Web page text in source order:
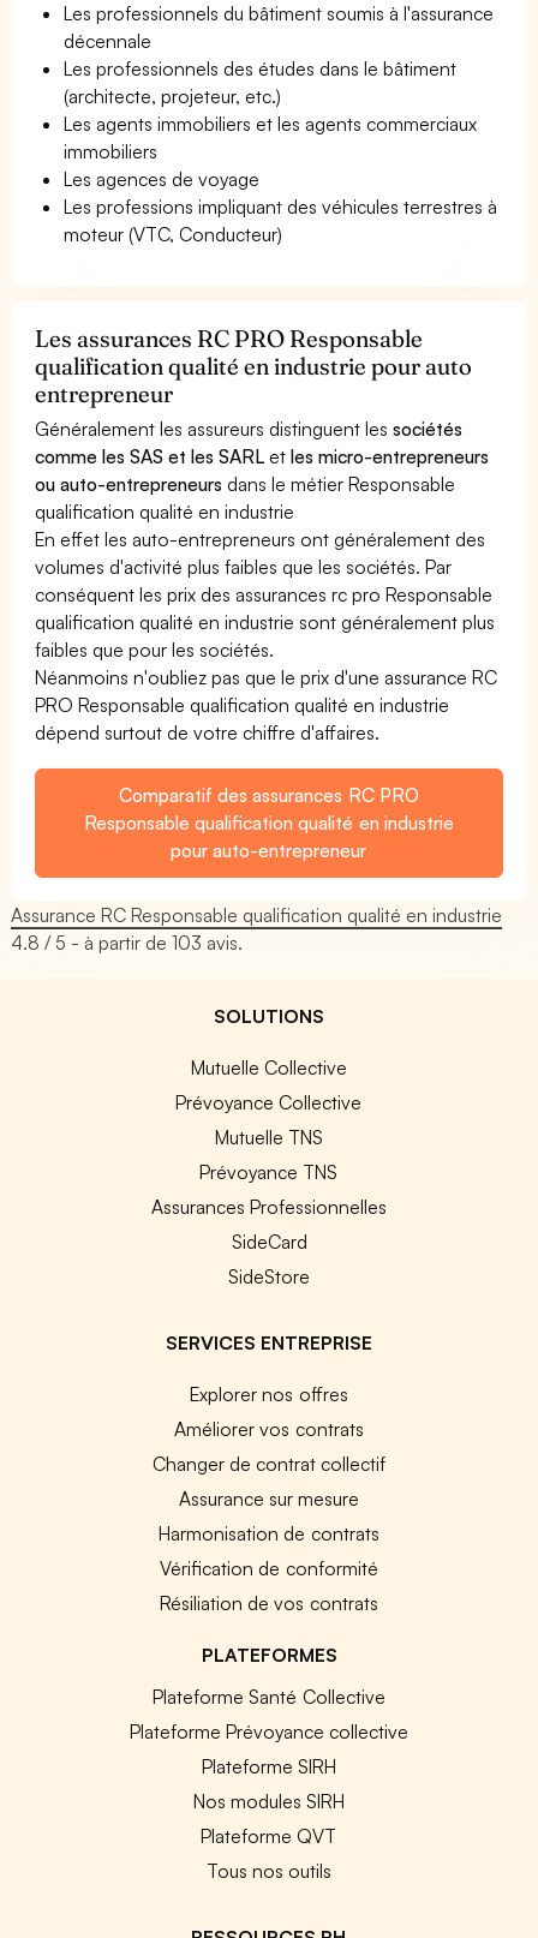
Les professionnels du bâtiment soumis à l'assurance
décennale
Les professionnels des études dans le bâtiment
(architecte, projeteur, etc.)
Les agents immobiliers et les agents commerciaux
immobiliers
Les agences de voyage
Les professions impliquant des véhicules terrestres à
moteur (VTC, Conducteur)
Les assurances RC PRO Responsable
qualification qualité en industrie pour auto
entrepreneur
Généralement les assureurs distinguent lessociétés
comme les SAS et les SARL etles micro-entrepreneurs
ou auto-entrepreneurs dans le métier Responsable
qualification qualité en industrie
En effet les auto-entrepreneurs ont généralement des
volumes d'activité plus faibles que les sociétés. Par
conséquent les prix des assurances rc pro Responsable
qualification qualité en industrie sont généralement plus
faibles que pour les sociétés.
Néanmoins n'oubliez pas que le prix d'une assurance RC
PRO Responsable qualification qualité en industrie
dépend surtout de votre chiffre d'affaires.
Comparatif des assurances RC PRO
Responsable qualification qualité en industrie
pour auto-entrepreneur
Assurance RC Responsable qualification qualité en industrie
4.8 / 5 - à partir de103 avis.
SOLUTIONS
Mutuelle Collective
Prévoyance Collective
Mutuelle TNS
Prévoyance TNS
Assurances Professionnelles
SideCard
SideStore
SERVICES ENTREPRISE
Explorer nos offres
Améliorer vos contrats
Changer de contrat collectif
Assurance sur mesure
Harmonisation de contrats
Vérification de conformité
Résiliation de vos contrats
PLATEFORMES
Plateforme Santé Collective
Plateforme Prévoyance collective
Plateforme SIRH
Nos modules SIRH
Plateforme QVT
Tous nos outils